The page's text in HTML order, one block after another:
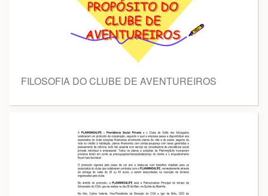
FILOSOFIA DO CLUBE DE AVENTUREIROS